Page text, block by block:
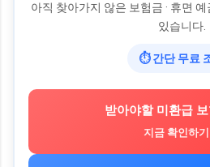
아직 찾아가지 않은 보험금 · 휴면
있습니다.
⏱ 간단 무료
받아야할 미환급
지금 확인하